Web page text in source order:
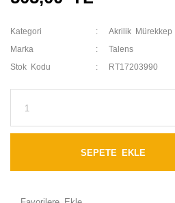
Kategori Akrilik Mürekkep
Marka Talens
Stok Kodu RT17203990
SEPETE EKLE